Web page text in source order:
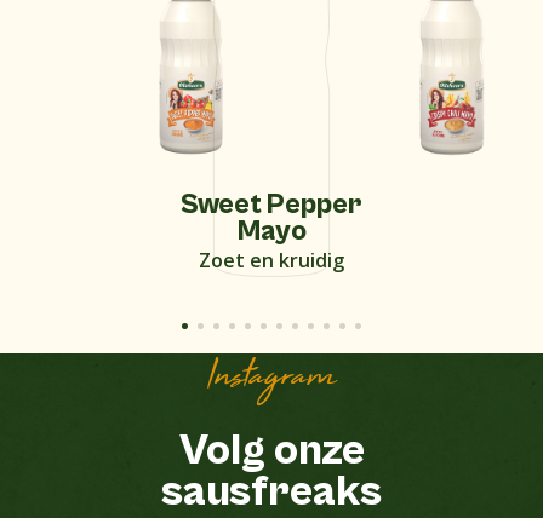
Sweet Pepper
Mayo
Zoet en kruidig
Instagram
Volg onze
sausfreaks